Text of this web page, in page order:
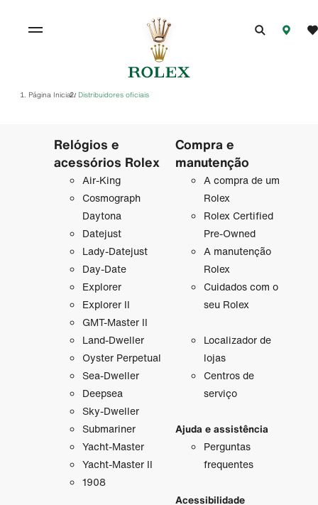
Página Inicial/ Distribuidores oficiais
Relógios e
acessórios Rolex
Air-King
Cosmograph
Daytona
Datejust
Lady-Datejust
Day-Date
Explorer
Explorer II
GMT-Master II
Land-Dweller
Oyster Perpetual
Sea-Dweller
Deepsea
Sky-Dweller
Submariner
Yacht-Master
Yacht-Master II
1908
Compra e
manutenção
A compra de um
Rolex
Rolex Certified
Pre-Owned
A manutenção
Rolex
Cuidados com o
seu Rolex
Localizador de
lojas
Centros de
serviço
Ajuda e assistência
Perguntas
frequentes
Acessibilidade